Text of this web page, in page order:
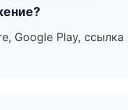
Google Play, ссылка